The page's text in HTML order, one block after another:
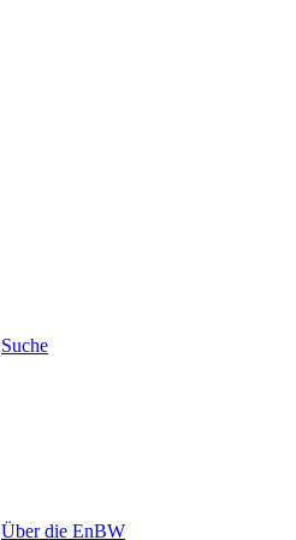
Suche
Über die EnBW